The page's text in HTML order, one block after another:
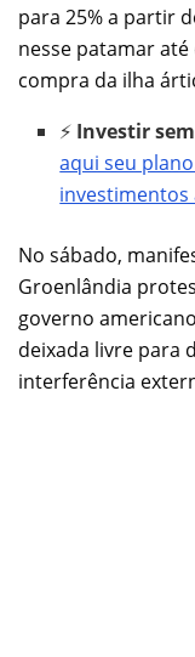
para 25% a partir
nesse patamar
compra da ilha
⚡ Investir
aqui seu
investimentos
No sábado,
Groenlândia
governo
deixada livre para
interferência